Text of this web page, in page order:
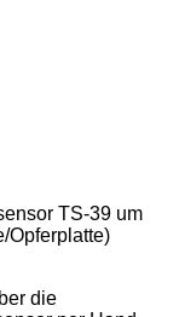
TS-39 um
Opferplatte)
die